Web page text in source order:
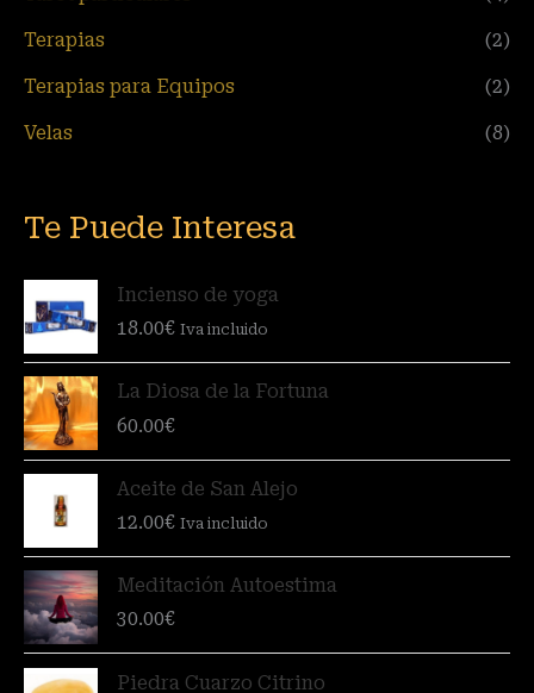
Terapias (2)
Terapias para Equipos (2)
Velas (8)
Te Puede Interesa
Incienso de yoga
18.00€ Iva incluido
La Diosa de la Fortuna
60.00€
Aceite de San Alejo
12.00€ Iva incluido
Meditación Autoestima
30.00€
Piedra Cuarzo Citrino